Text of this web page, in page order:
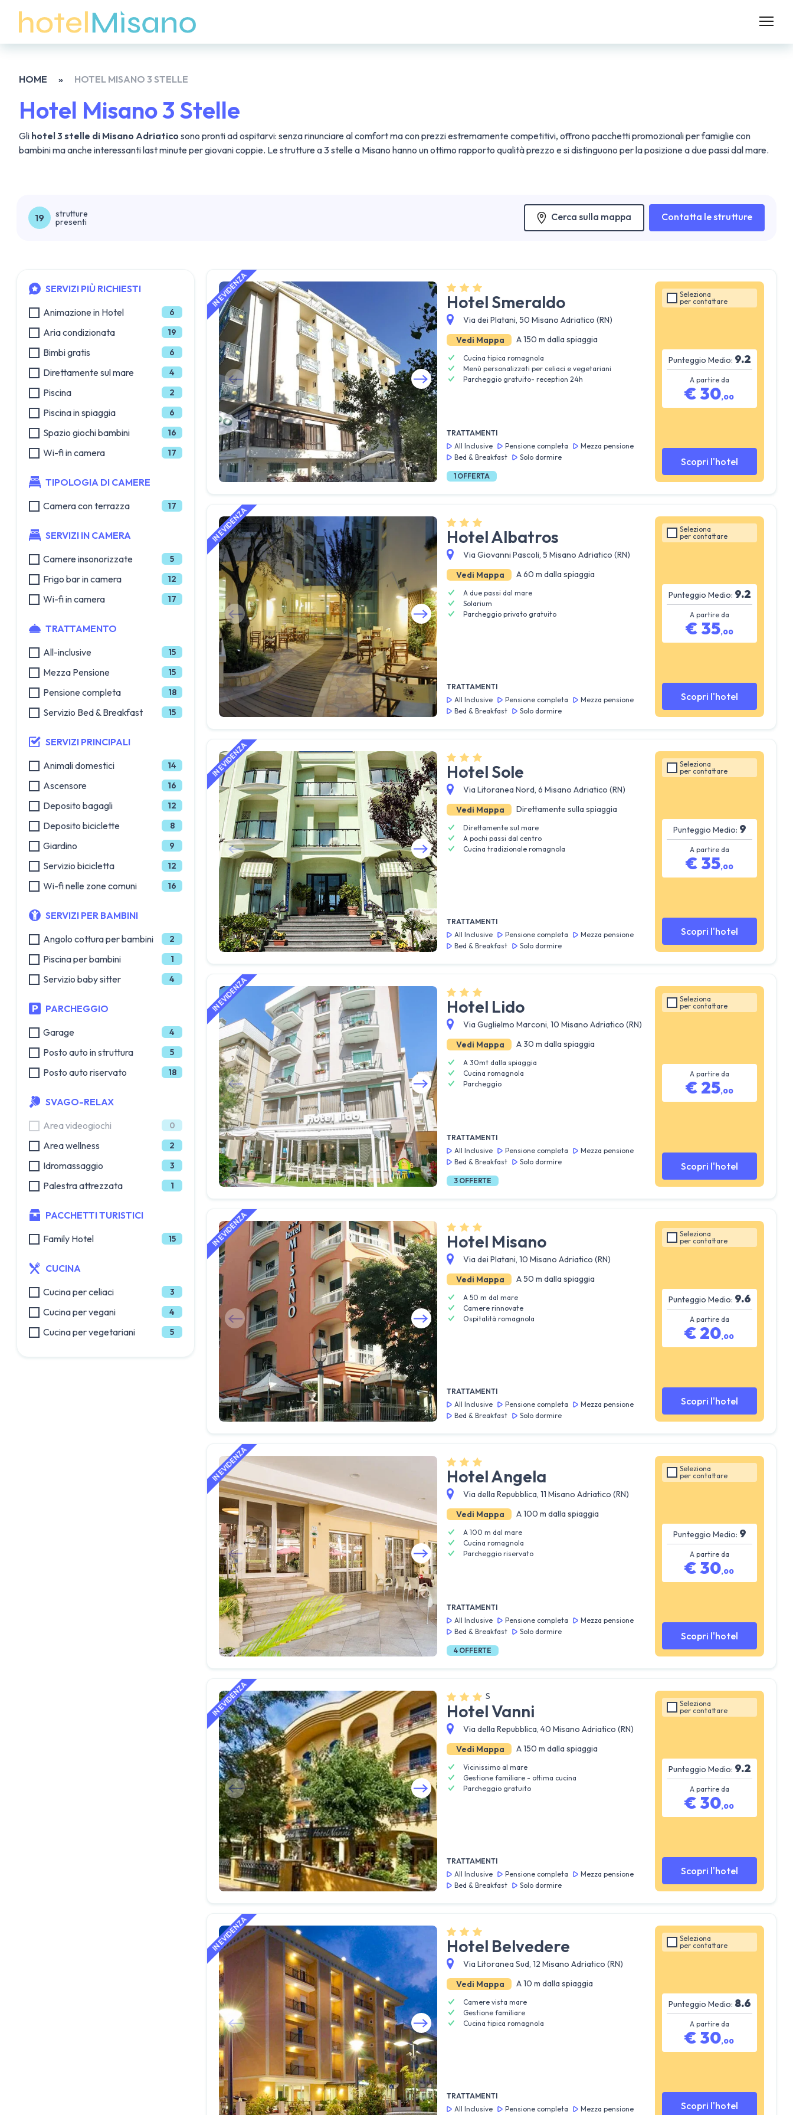
HOME » HOTEL MISANO 3 STELLE
Hotel Misano 3 Stelle
Gli hotel 3 stelle di Misano Adriatico sono pronti ad ospitarvi: senza rinunciare al comfort ma con prezzi estremamente competitivi, offrono pacchetti promozionali per famiglie con
bambini ma anche interessanti last minute per giovani coppie. Le strutture a 3 stelle a Misano hanno un ottimo rapporto qualità prezzo e si distinguono per la posizione a due passi dal mare.
19 strutture
presenti Cerca sulla mappa Contatta le strutture
SERVIZI PIÙ RICHIESTI
Animazione in Hotel
6
Aria condizionata 19
Bimbi gratis 6
Direttamente sul mare 4
Piscina 2
Piscina in spiaggia 6
Spazio giochi bambini 16
Wi-fi in camera 17
TIPOLOGIA DI CAMERE
Camera con terrazza
17
SERVIZI IN CAMERA
Camere insonorizzate
5
Frigo bar in camera 12
Wi-fi in camera 17
TRATTAMENTO
All-inclusive
15
Mezza Pensione 15
Pensione completa 18
Servizio Bed & Breakfast 15
SERVIZI PRINCIPALI
Animali domestici
14
Ascensore 16
Deposito bagagli 12
Deposito biciclette 8
Giardino 9
Servizio bicicletta 12
Wi-fi nelle zone comuni 16
SERVIZI PER BAMBINI
Angolo cottura per bambini
2
Piscina per bambini 1
Servizio baby sitter 4
PARCHEGGIO
Garage
4
Posto auto in struttura 5
Posto auto riservato 18
SVAGO-RELAX
Area videogiochi
0
Area wellness 2
Idromassaggio 3
Palestra attrezzata 1
PACCHETTI TURISTICI
Family Hotel
15
CUCINA
Cucina per celiaci
3
Cucina per vegani 4
Cucina per vegetariani 5
Guarda tutte le foto
Hotel Smeraldo
Via dei Platani, 50 Misano Adriatico (RN)
Vedi Mappa
A 150 m dalla spiaggia
Cucina tipica romagnola
Menù personalizzati per celiaci e vegetariani
Parcheggio gratuito- reception 24h
TRATTAMENTI
All Inclusive
Pensione completa
Mezza pensione
Bed & Breakfast
Solo dormire
1 OFFERTA
Seleziona
per contattare
Punteggio Medio: 9.2
A partire da
€30,00
Scopri l'hotel
Guarda tutte le foto
Hotel Albatros
Via Giovanni Pascoli, 5 Misano Adriatico (RN)
Vedi Mappa
A 60 m dalla spiaggia
A due passi dal mare
Solarium
Parcheggio privato gratuito
TRATTAMENTI
All Inclusive
Pensione completa
Mezza pensione
Bed & Breakfast
Solo dormire
Seleziona
per contattare
Punteggio Medio: 9.2
A partire da
€35,00
Scopri l'hotel
Guarda tutte le foto
Hotel Sole
Via Litoranea Nord, 6 Misano Adriatico (RN)
Vedi Mappa
Direttamente sulla spiaggia
Direttamente sul mare
A pochi passi dal centro
Cucina tradizionale romagnola
TRATTAMENTI
All Inclusive
Pensione completa
Mezza pensione
Bed & Breakfast
Solo dormire
Seleziona
per contattare
Punteggio Medio: 9
A partire da
€35,00
Scopri l'hotel
Guarda tutte le foto
Hotel Lido
Via Guglielmo Marconi, 10 Misano Adriatico (RN)
Vedi Mappa
A 30 m dalla spiaggia
A 30mt dalla spiaggia
Cucina romagnola
Parcheggio
TRATTAMENTI
All Inclusive
Pensione completa
Mezza pensione
Bed & Breakfast
Solo dormire
3 OFFERTE
Seleziona
per contattare
A partire da
€ 25,00
Scopri l'hotel
Guarda tutte le foto
Hotel Misano
Via dei Platani, 10 Misano Adriatico (RN)
Vedi Mappa
A 50 m dalla spiaggia
A 50 m dal mare
Camere rinnovate
Ospitalità romagnola
TRATTAMENTI
All Inclusive
Pensione completa
Mezza pensione
Bed & Breakfast
Solo dormire
Seleziona
per contattare
Punteggio Medio: 9.6
A partire da
€ 20,00
Scopri l'hotel
Guarda tutte le foto
Hotel Angela
Via della Repubblica, 11 Misano Adriatico (RN)
Vedi Mappa
A 100 m dalla spiaggia
A 100 m dal mare
Cucina romagnola
Parcheggio riservato
TRATTAMENTI
All Inclusive
Pensione completa
Mezza pensione
Bed & Breakfast
Solo dormire
4 OFFERTE
Seleziona
per contattare
Punteggio Medio: 9
A partire da
€30,00
Scopri l'hotel
Guarda tutte le foto
S
Hotel Vanni
Via della Repubblica, 40 Misano Adriatico (RN)
Vedi Mappa
A 150 m dalla spiaggia
Vicinissimo al mare
Gestione familiare - ottima cucina
Parcheggio gratuito
TRATTAMENTI
All Inclusive
Pensione completa
Mezza pensione
Bed & Breakfast
Solo dormire
Seleziona
per contattare
Punteggio Medio: 9.2
A partire da
€30,00
Scopri l'hotel
Guarda tutte le foto
Hotel Belvedere
Via Litoranea Sud, 12 Misano Adriatico (RN)
Vedi Mappa
A 10 m dalla spiaggia
Camere vista mare
Gestione familiare
Cucina tipica romagnola
TRATTAMENTI
All Inclusive
Pensione completa Mezza pensione
Seleziona
per contattare
Punteggio Medio: 8.6
A partire da
€30,00
Scopri l'hotel